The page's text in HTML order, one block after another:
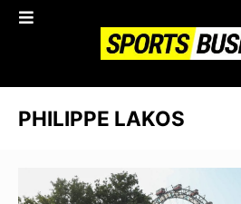
PHILIPPE LAKOS